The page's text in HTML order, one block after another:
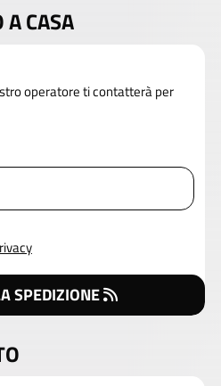
A CASA
operatore ti contatterà per
SPEDIZIONE